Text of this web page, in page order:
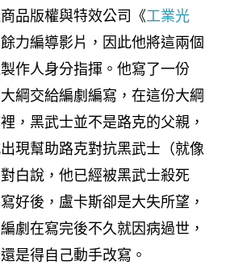
品版權與特效公司《工業光
力編導影片，因此他將這兩個
作人身分指揮。他寫了一份
綱交給編劇編寫，在這份大綱
，黑武士並不是路克的父親，
現幫助路克對抗黑武士（就像
對白說，他已經被黑武士殺死
好後，盧卡斯卻是大失所望，
劇在寫完後不久就因病過世，
是得自己動手改寫。